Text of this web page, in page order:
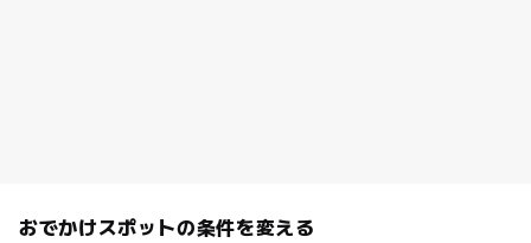
おでかけスポットの条件を変える